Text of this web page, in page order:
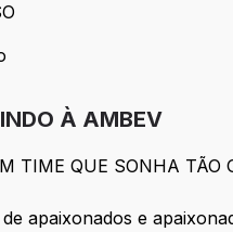
À AMBEV
TIME QUE SONHA TÃO
apaixonados e